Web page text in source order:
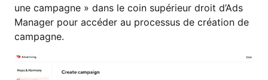
une campagne » dans le coin supérieur droit d’Ads
Manager pour accéder au processus de création de
campagne.